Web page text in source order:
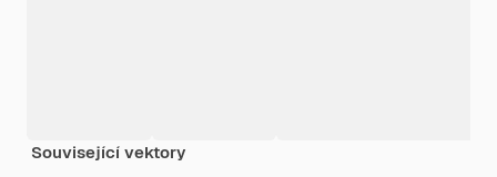
Související vektory